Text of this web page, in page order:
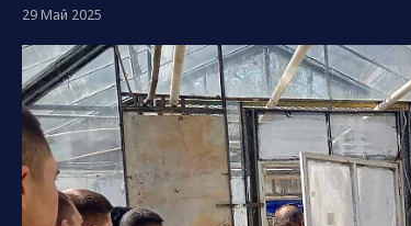
29 Май 2025